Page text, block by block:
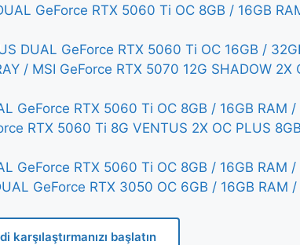
GeForce RTX 5060 Ti OC 8GB / 16GB
DUAL GeForce RTX 5060 Ti OC 16GB /
/ MSI GeForce RTX 5070 12G SHADOW 2X
GeForce RTX 5060 Ti OC 8GB / 16GB RAM
RTX 5060 Ti 8G VENTUS 2X OC PLUS
GeForce RTX 5060 Ti OC 8GB / 16GB RAM
GeForce RTX 3050 OC 6GB / 16GB RAM
karşılaştırmanızı başlatın